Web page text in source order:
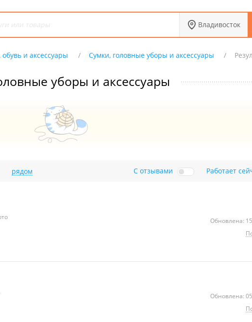
Владивосток
и аксессуары Сумки, головные уборы и аксессуары
уборы и аксессуары
рядом С отзывами Работает
Обновлена:
Обновлена: